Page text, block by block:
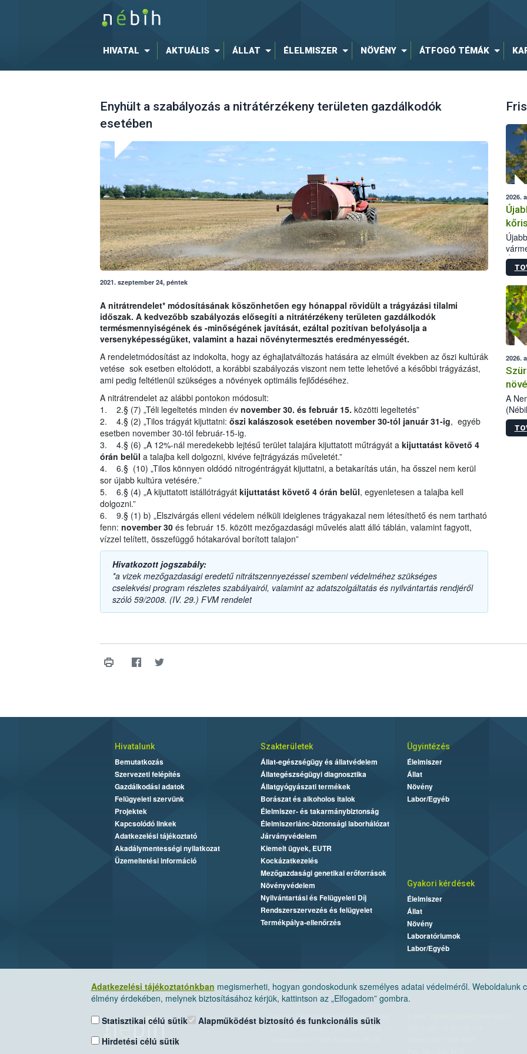
HIVATAL AKTUÁLIS ÁLLAT ÉLELMISZER NÖVÉNY ÁTFOGÓ TÉMÁK
Enyhült a szabályozás a nitrátérzékeny területen gazdálkodók
esetében
2021. szeptember 24, péntek
A nitrátrendelet* módosításának köszönhetően egy hónappal rövidült a trágyázási tilalmi
időszak. A kedvezőbb szabályozás elősegíti a nitrátérzékeny területen gazdálkodók
termésmennyiségének és -minőségének javítását, ezáltal pozitívan befolyásolja a
versenyképességüket, valamint a hazai növénytermesztés eredményességét.
A rendeletmódosítást az indokolta, hogy az éghajlatváltozás hatására az elmúlt években az őszi kultúrák
vetése sok esetben eltolódott, a korábbi szabályozás viszont nem tette lehetővé a későbbi trágyázást,
ami pedig feltétlenül szükséges a növények optimális fejlődéséhez.
A nitrátrendelet az alábbi pontokon módosult:
1. 2.§ (7) „Téli legeltetés minden év november 30. és február 15. közötti legeltetés”
2. 4.§ (2) „Tilos trágyát kijuttatni: őszi kalászosok esetében november 30-tól január 31-ig, egyéb
esetben november 30-tól február-15-ig.
3. 4.§ (6) „A 12%-nál meredekebb lejtésű terület talajára kijuttatott műtrágyát a kijuttatást követő 4
órán belül a talajba kell dolgozni, kivéve fejtrágyázás műveletét.”
4. 6.§ (10) „Tilos könnyen oldódó nitrogéntrágyát kijuttatni, a betakarítás után, ha ősszel nem kerül
sor újabb kultúra vetésére.”
5. 6.§ (4) „A kijuttatott istállótrágyát kijuttatást követő 4 órán belül, egyenletesen a talajba kell
dolgozni.”
6. 9.§ (1) b) „Elszivárgás elleni védelem nélküli ideiglenes trágyakazal nem létesíthető és nem tartható
fenn: november 30 és február 15. között mezőgazdasági művelés alatt álló táblán, valamint fagyott,
vízzel telített, összefüggő hótakaróval borított talajon”
Hivatkozott jogszabály:
*a vizek mezőgazdasági eredetű nitrátszennyezéssel szembeni védelméhez szükséges
cselekvési program részletes szabályairól, valamint az adatszolgáltatás és nyilvántartás rendjéről
szóló 59/2008. (IV. 29.) FVM rendelet
2026.
2026.
A
Adatkezelési tájékoztatónkban megismerheti, hogyan gondoskodunk személyes adatai védelméről. Weboldalunk
élmény érdekében, melynek biztosításához kérjük, kattintson az „Elfogadom” gombra.
Statisztikai célú sütik
Hirdetési célú sütik
Alapműködést biztosító és funkcionális sütik
Hivatalunk
Bemutatkozás
Szervezeti felépítés
Gazdálkodási adatok
Felügyeleti szervünk
Projektek
Kapcsolódó linkek
Adatkezelési tájékoztató
Akadálymentességi nyilatkozat
Üzemeltetési információ
Szakterületek
Állat-egészségügy és állatvédelem
Állategészségügyi diagnosztika
Állatgyógyászati termékek
Borászat és alkoholos italok
Élelmiszer- és takarmánybiztonság
Élelmiszerlánc-biztonsági laborhálózat
Járványvédelem
Kiemelt ügyek, EUTR
Kockázatkezelés
Mezőgazdasági genetikai erőforrások
Növényvédelem
Nyilvántartási és Felügyeleti Díj
Rendszerszervezés és felügyelet
Termékpálya-ellenőrzés
Ügyintézés
Élelmiszer
Állat
Növény
Labor/Egyéb
Gyakori kérdések
Élelmiszer
Állat
Növény
Laboratóriumok
Labor/Egyéb
Nemzeti Élelmiszerlánc-biztonsági Hivatal